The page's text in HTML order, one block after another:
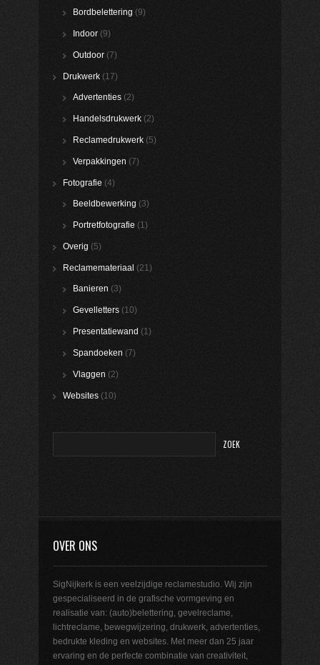
Bordbelettering (9)
Indoor (9)
Outdoor (7)
Drukwerk (17)
Advertenties (2)
Handelsdrukwerk (2)
Reclamedrukwerk (5)
Verpakkingen (7)
Fotografie (4)
Beeldbewerking (3)
Portretfotografie (1)
Overig (5)
Reclamemateriaal (21)
Banieren (3)
Gevelletters (10)
Presentatiewand (1)
Spandoeken (7)
Vlaggen (2)
Websites (10)
OVER ONS
SigNijkerk is een veelzijdige reclamestudio. Wij zijn
gespecialiseerd in de grafische vormgeving en
realisatie van: (auto)belettering, gevelreclame,
lichtreclame, bewegwijzering, drukwerk, advertenties,
bedrukte kleding en websites. Met meer dan 25 jaar
ervaring en de perfecte combinatie van creativiteit,